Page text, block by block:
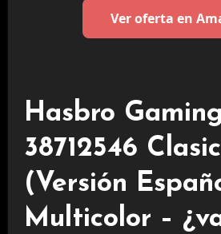
Ver oferta en
Hasbro Gaming
38712546
(Versión
Multicolor –